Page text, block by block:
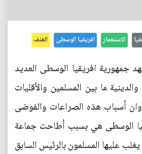
الاستعمار افريقيا الوسطى العنف
2013 وتشهد جمهورية افريقيا الوسطى العديد
ما بين المسلمين والأقليات
وان أسباب هذه الصراعات والفوضى
الوسطى هي بسبب أطاحت جماعة
عليها المسلمون بالرئيس السابق